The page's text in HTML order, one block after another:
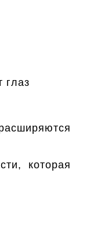
глаз
которая